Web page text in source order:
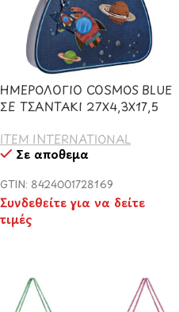
ΗΜΕΡΟΛΟΓΙΟ COSMOS BLUE
ΣΕ ΤΣΑΝΤΑΚΙ 27Χ4,3Χ17,5
ITEM INTERNATIONAL
Σε απόθεμα
GTIN: 8424001728169
Συνδεθείτε για να δείτε
τιμές